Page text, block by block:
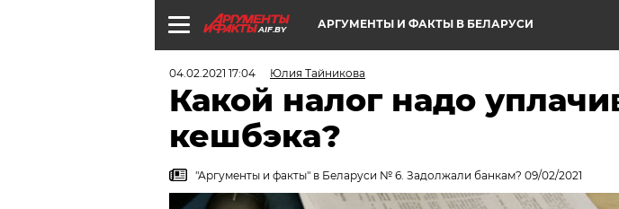
AIF.BY АРГУМЕНТЫ И ФАКТЫ В БЕЛАРУСИ
04.02.2021 17:04 Юлия Тайникова
Какой налог надо
кешбэка?
"Аргументы и факты" в Беларуси № 6. Задолжали банкам? 09/02/2021